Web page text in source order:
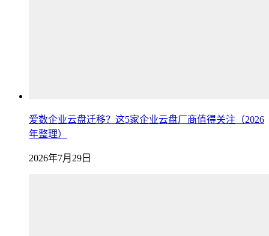
爱数企业云盘迁移？这5家企业云盘厂商值得关注（2026
年整理）
2026年7月29日